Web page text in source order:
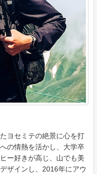
ヨセミテの絶景に心を打
の情熱を活かし、大学卒
ー好きが高じ、山でも美
ザインし、2016年にアウ